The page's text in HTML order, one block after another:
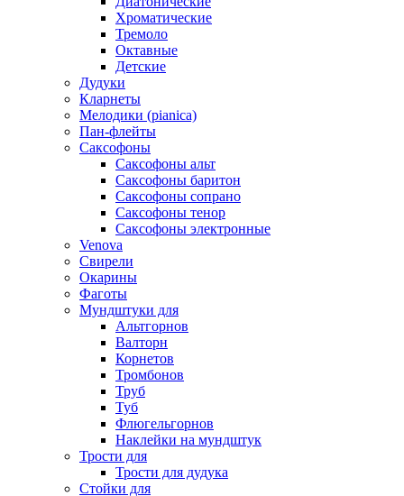
Хроматические
Тремоло
Октавные
Детские
Дудуки
Кларнеты
Мелодики (pianica)
Пан-флейты
Саксофоны
Саксофоны альт
Саксофоны баритон
Саксофоны сопрано
Саксофоны тенор
Саксофоны электронные
Venova
Свирели
Окарины
Фаготы
Мундштуки для
Альтгорнов
Валторн
Корнетов
Тромбонов
Труб
Туб
Флюгельгорнов
Наклейки на мундштук
Трости для
Трости для дудука
Стойки для